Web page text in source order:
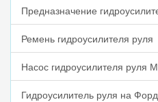
Предназначение
Ремень гидроусилителя руля
Насос гидроусилителя руля
Гидроусилитель руля на